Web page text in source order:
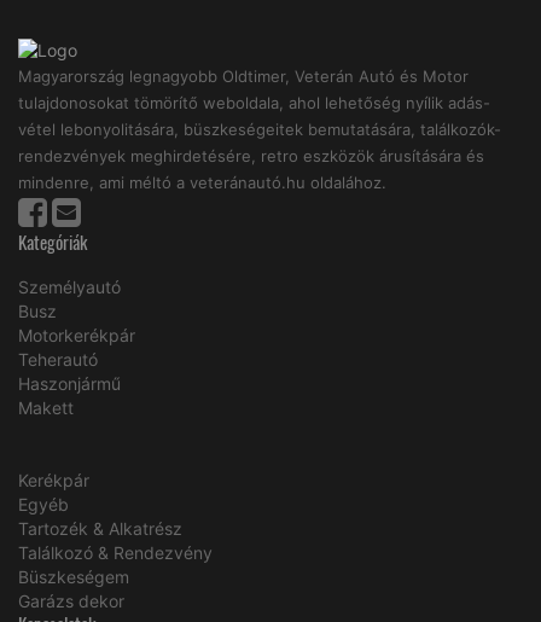
Magyarország legnagyobb Oldtimer, Veterán Autó és Motor
tulajdonosokat tömörítő weboldala, ahol lehetőség nyílik adás-
vétel lebonyolitására, büszkeségeitek bemutatására, találkozók-
rendezvények meghirdetésére, retro eszközök árusítására és
mindenre, ami méltó a veteránautó.hu oldalához.
Kategóriák
Személyautó
Busz
Motorkerékpár
Teherautó
Haszonjármű
Makett
Kerékpár
Egyéb
Tartozék & Alkatrész
Találkozó & Rendezvény
Büszkeségem
Garázs dekor